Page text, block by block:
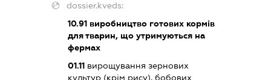
dossier.kveds:
10.91 виробництво готових кормів
для тварин, що утримуються на
фермах
01.11 вирощування зернових
культур (крім рису), бобових